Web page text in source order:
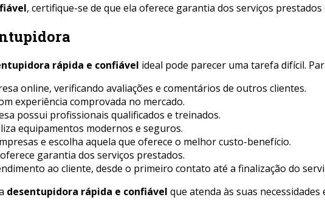
, certifique-se de que ela oferece garantia dos serviços
rápida e confiável ideal pode parecer uma tarefa difícil.
online, verificando avaliações e comentários de outros clientes.
experiência comprovada no mercado.
possui profissionais qualificados e treinados.
equipamentos modernos e seguros.
e escolha aquela que oferece o melhor custo-benefício.
garantia dos serviços prestados.
ao cliente, desde o primeiro contato até a finalização do
desentupidora rápida e confiável que atenda às suas